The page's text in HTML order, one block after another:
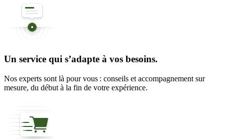
Un service qui s’adapte à vos besoins.
Nos experts sont là pour vous : conseils et accompagnement sur
mesure, du début à la fin de votre expérience.